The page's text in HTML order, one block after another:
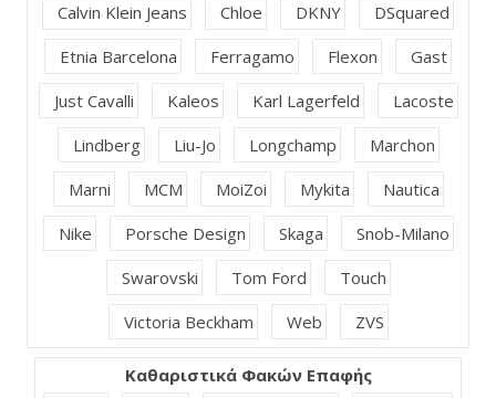
Calvin Klein Jeans
Chloe DKNY
DSquared
Etnia Barcelona
Ferragamo Flexon
Gast
Just Cavalli
Kaleos Karl Lagerfeld
Lacoste
Lindberg
Liu-Jo Longchamp
Marchon
Marni
MCM MoiZoi Mykita
Nautica
Nike
Porsche Design Skaga
Snob-Milano
Swarovski
Tom Ford
Touch
Victoria Beckham
Web ZVS
Καθαριστικά Φακών Επαφής